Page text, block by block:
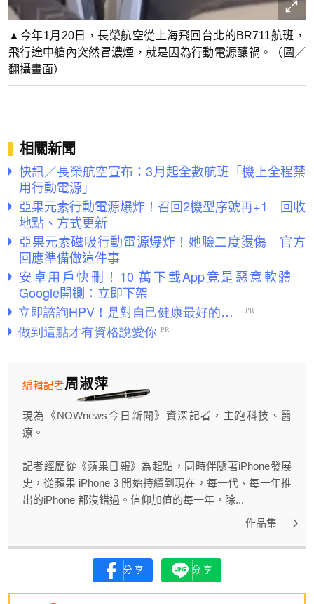
▲今年1月20日，長榮航空從上海飛回台北的BR711航班，
飛行途中艙內突然冒濃煙，就是因為行動電源釀禍。（圖／
翻攝畫面）
相關新聞
快訊／長榮航空宣布：3月起全數航班「機上全程禁
用行動電源」
亞果元素行動電源爆炸！召回2機型序號再+1 回收
地點、方式更新
亞果元素磁吸行動電源爆炸！她臉二度燙傷 官方
回應準備做這件事
安卓用戶快刪！10 萬下載App竟是惡意軟體
Google開鍘：立即下架
周淑萍
編輯記者
現為《NOWnews今日新聞》資深記者，主跑科技、醫
療。
記者經歷從《蘋果日報》為起點，同時伴隨著iPhone發展
史，從蘋果 iPhone 3 開始持續到現在，每一代、每一年推
出的iPhone 都沒錯過。信仰加值的每一年，除...
作品集
分享 分享